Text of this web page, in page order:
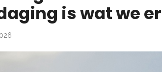
is wat we